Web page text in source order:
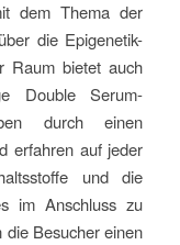
dem Thema der
die Epigenetik-
Raum bietet auch
Double Serum-
durch einen
erfahren auf jeder
und die
im Anschluss zu
die Besucher einen